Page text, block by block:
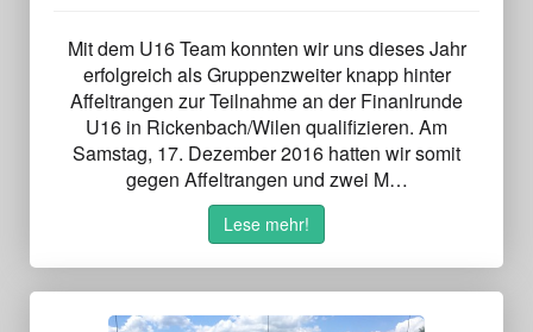
Mit dem U16 Team konnten wir uns dieses Jahr
erfolgreich als Gruppenzweiter knapp hinter
Affeltrangen zur Teilnahme an der Finanlrunde
U16 in Rickenbach/Wilen qualifizieren. Am
Samstag, 17. Dezember 2016 hatten wir somit
gegen Affeltrangen und zwei M…
Lese mehr!